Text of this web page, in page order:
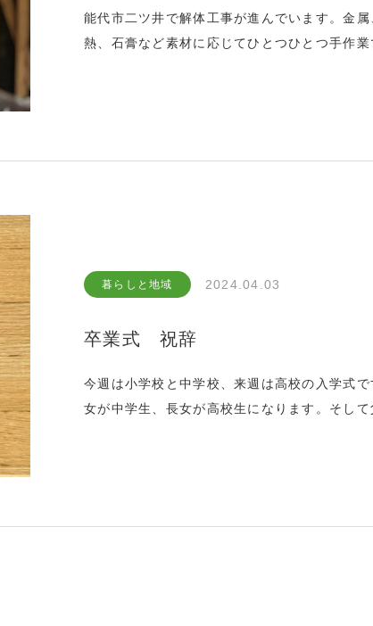
能代市二ツ井で解体工事が進んでいます。金
熱、石膏など素材に応じてひとつひとつ手作業
暮らしと地域 2024.04.03
卒業式 祝辞
今週は小学校と中学校、来週は高校の入学式
女が中学生、長女が高校生になります。そして